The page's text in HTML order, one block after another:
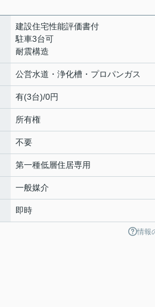
建設住宅性能評価書付
駐車3台可
耐震構造
公営水道・浄化槽・プロパンガス
有(3台)/0円
所有権
不要
第一種低層住居専用
一般媒介
即時
情報